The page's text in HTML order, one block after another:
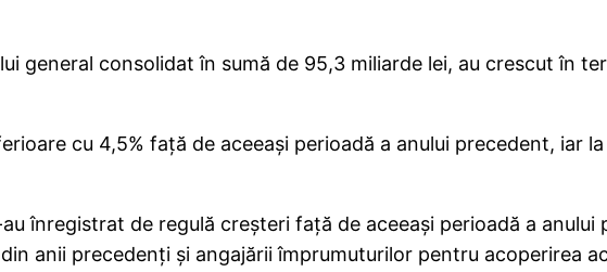
general consolidat în sumă de 95,3 miliarde lei, au crescut în
cu 4,5% faţă de aceeaşi perioadă a anului precedent, iar
înregistrat de regulă creşteri faţă de aceeaşi perioadă a
anii precedenţi şi angajării împrumuturilor pentru acoperirea